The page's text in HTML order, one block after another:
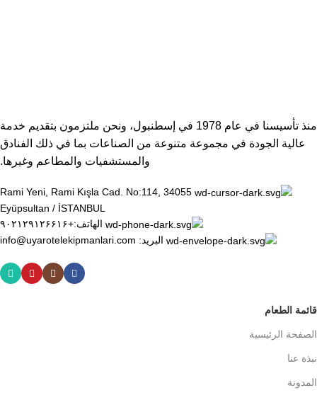
منذ تأسيسنا في عام 1978 في إسطنبول، ونحن ملتزمون بتقديم خدمة
عالية الجودة في مجموعة متنوعة من الصناعات بما في ذلك الفنادق
والمستشفيات والمطاعم وغيرها.
Rami Yeni, Rami Kışla Cad. No:114, 34055
Eyüpsultan / İSTANBUL
الهاتف:+۹۰۲۱۲۹۱۲۶۶۱۶
البريد: info@uyarotelekipmanlari.com
قائمة الطعام
الصفحة الرئيسية
نبذة عنا
المدونة